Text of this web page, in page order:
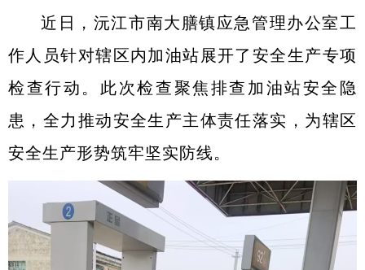
近日，沅江市南大膳镇应急管理办公室工
作人员针对辖区内加油站展开了安全生产专项
检查行动。此次检查聚焦排查加油站安全隐
患，全力推动安全生产主体责任落实，为辖区
安全生产形势筑牢坚实防线。